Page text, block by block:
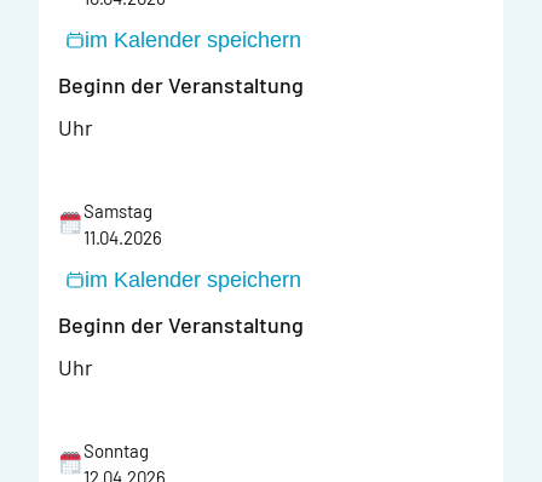
im Kalender speichern
Beginn der Veranstaltung
Uhr
Samstag
11.04.2026
im Kalender speichern
Beginn der Veranstaltung
Uhr
Sonntag
12.04.2026